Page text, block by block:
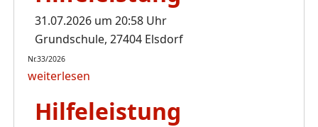
31.07.2026 um 20:58 Uhr
Grundschule, 27404 Elsdorf
Nr.33/2026
weiterlesen
Hilfeleistung